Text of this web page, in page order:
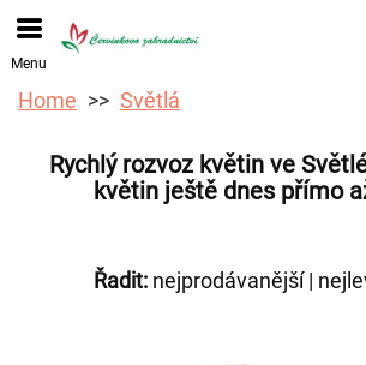
Menu
Home Světlá
Rychlý rozvoz květin ve
květin ještě dnes přímo
Řadit: nejprodávanější|